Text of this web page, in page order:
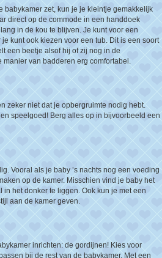
babykamer zet, kun je je kleintje gemakkelijk
direct op de commode in een handdoek
in de kou te blijven. Je kunt voor een
je kunt ook kiezen voor een tub. Dit is een soort
een beetje alsof hij of zij nog in de
manier van badderen erg comfortabel.
zeker niet dat je opbergruimte nodig hebt.
speelgoed! Berg alles op in bijvoorbeeld een
Vooral als je baby ’s nachts nog een voeding
op de kamer. Misschien vind je baby het
in het donker te liggen. Ook kun je met een
aan de kamer geven.
inrichten: de gordijnen! Kies voor
bij de rest van de babykamer. Met een